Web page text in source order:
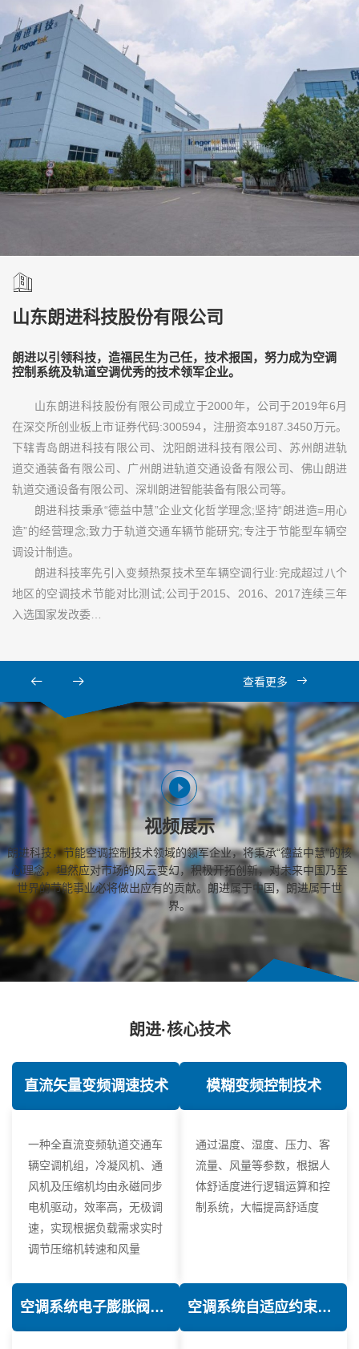
山东朗进科技股份有限公司
朗进以引领科技，造福民生为己任，技术报国，努力成为空调
控制系统及轨道空调优秀的技术领军企业。
山东朗进科技股份有限公司成立于2000年，公司于2019年6月
在深交所创业板上市证券代码:300594，注册资本9187.3450万元。
下辖青岛朗进科技有限公司、沈阳朗进科技有限公司、苏州朗进轨
道交通装备有限公司、广州朗进轨道交通设备有限公司、佛山朗进
轨道交通设备有限公司、深圳朗进智能装备有限公司等。
朗进科技秉承“德益中慧”企业文化哲学理念;坚持“朗进造=用心
造”的经营理念;致力于轨道交通车辆节能研究;专注于节能型车辆空
调设计制造。
朗进科技率先引入变频热泵技术至车辆空调行业:完成超过八个
地区的空调技术节能对比测试;公司于2015、2016、2017连续三年
入选国家发改委…
查看更多
视频展示
朗进科技，节能空调控制技术领域的领军企业，将秉承“德益中慧”的核
心理念，坦然应对市场的风云变幻，积极开拓创新，对未来中国乃至
世界的节能事业必将做出应有的贡献。朗进属于中国，朗进属于世
界。
朗进·核心技术
直流矢量变频调速技术
一种全直流变频轨道交通车
辆空调机组，冷凝风机、通
风机及压缩机均由永磁同步
电机驱动，效率高，无极调
速，实现根据负载需求实时
调节压缩机转速和风量
模糊变频控制技术
通过温度、湿度、压力、客
流量、风量等参数，根据人
体舒适度进行逻辑运算和控
制系统，大幅提高舒适度
空调系统电子膨胀阀热力学优化技术 空调系统自适应约束控制技术